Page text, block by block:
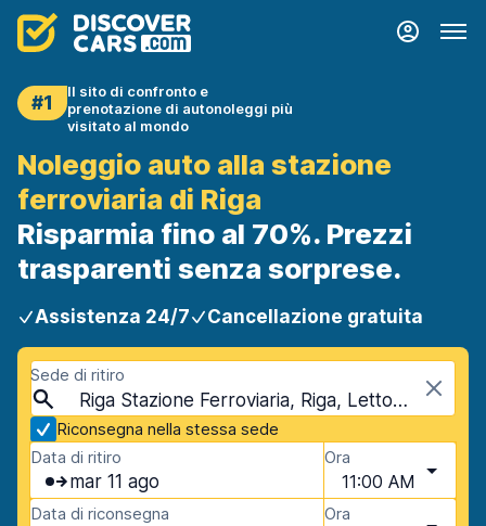
#1
Il sito di confronto e
prenotazione di autonoleggi più
visitato al mondo
Noleggio auto alla stazione
ferroviaria di Riga
Risparmia fino al 70%. Prezzi
trasparenti senza sorprese.
Assistenza 24/7 Cancellazione gratuita
Sede di ritiro
Riga Stazione Ferroviaria, Riga, Lettonia
Riconsegna nella stessa sede
Data di ritiro
mar 11 ago
Ora
11:00 AM
Data di riconsegna Ora